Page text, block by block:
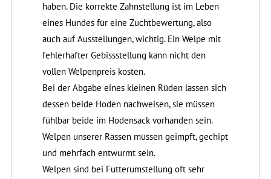
haben. Die korrekte Zahnstellung ist im Leben
eines Hundes für eine Zuchtbewertung, also
auch auf Ausstellungen, wichtig. Ein Welpe mit
fehlerhafter Gebissstellung kann nicht den
vollen Welpenpreis kosten.
Bei der Abgabe eines kleinen Rüden lassen sich
dessen beide Hoden nachweisen, sie müssen
fühlbar beide im Hodensack vorhanden sein.
Welpen unserer Rassen müssen geimpft, gechipt
und mehrfach entwurmt sein.
Welpen sind bei Futterumstellung oft sehr